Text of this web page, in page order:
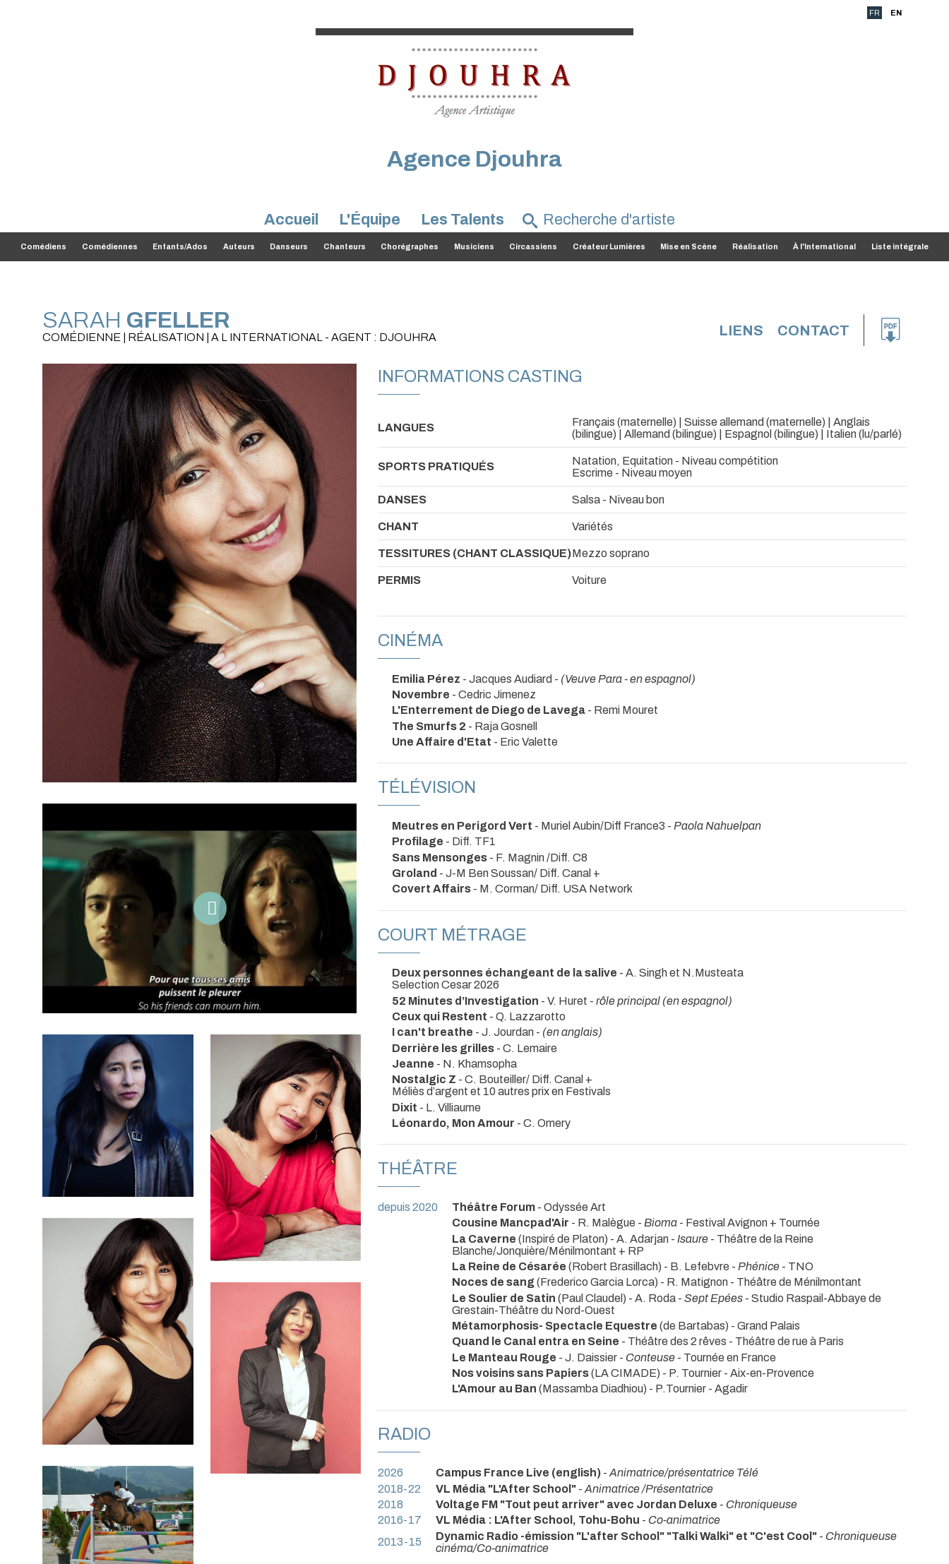
FR EN
Agence Djouhra
Accueil L'Équipe Les Talents
Comédiens Comédiennes Enfants/Ados Auteurs Danseurs Chanteurs Chorégraphes Musiciens Circassiens Créateur Lumières Mise en Scène Réalisation À l'International Liste intégrale
SARAH GFELLER
COMÉDIENNE | RÉALISATION | A L INTERNATIONAL - AGENT : DJOUHRA LIENS CONTACT
INFORMATIONS CASTING
LANGUES
Français (maternelle) | Suisse allemand (maternelle) | Anglais
(bilingue) | Allemand (bilingue) | Espagnol (bilingue) | Italien (lu/parlé)
SPORTS PRATIQUÉS
Natation, Equitation - Niveau compétition
Escrime - Niveau moyen
DANSES Salsa - Niveau bon
CHANT Variétés
TESSITURES (CHANT CLASSIQUE)Mezzo soprano
PERMIS Voiture
CINÉMA
Emilia Pérez - Jacques Audiard - (Veuve Para - en espagnol)
Novembre - Cedric Jimenez
L'Enterrement de Diego de Lavega - Remi Mouret
The Smurfs 2 - Raja Gosnell
Une Affaire d'Etat - Eric Valette
TÉLÉVISION
Meutres en Perigord Vert - Muriel Aubin/Diff France3 - Paola Nahuelpan
Profilage - Diff. TF1
Sans Mensonges - F. Magnin /Diff. C8
Groland - J-M Ben Soussan/ Diff. Canal +
Covert Affairs - M. Corman/ Diff. USA Network
COURT MÉTRAGE
Deux personnes échangeant de la salive - A. Singh et N.Musteata
Selection Cesar 2026
52 Minutes d’Investigation - V. Huret - rôle principal (en espagnol)
Ceux qui Restent - Q. Lazzarotto
I can't breathe - J. Jourdan - (en anglais)
Derrière les grilles - C. Lemaire
Jeanne - N. Khamsopha
Nostalgic Z - C. Bouteiller/ Diff. Canal +
Méliès d’argent et 10 autres prix en Festivals
Dixit - L. Villiaume
Léonardo, Mon Amour - C. Omery
THÉÂTRE
depuis 2020 Théâtre Forum - Odyssée Art
Cousine Mancpad'Air - R. Malègue - Bioma - Festival Avignon + Tournée
La Caverne (Inspiré de Platon) - A. Adarjan - Isaure - Théâtre de la Reine
Blanche/Jonquière/Ménilmontant + RP
La Reine de Césarée (Robert Brasillach) - B. Lefebvre - Phénice - TNO
Noces de sang (Frederico Garcia Lorca) - R. Matignon - Théâtre de Ménilmontant
Le Soulier de Satin (Paul Claudel) - A. Roda - Sept Epées - Studio Raspail-Abbaye de
Grestain-Théâtre du Nord-Ouest
Métamorphosis- Spectacle Equestre (de Bartabas) - Grand Palais
Quand le Canal entra en Seine - Théâtre des 2 rêves - Théâtre de rue à Paris
Le Manteau Rouge - J. Daissier - Conteuse - Tournée en France
Nos voisins sans Papiers(LA CIMADE) - P. Tournier - Aix-en-Provence
L'Amour au Ban (Massamba Diadhiou) - P.Tournier - Agadir
RADIO
2026 Campus France Live (english) - Animatrice/présentatrice Télé
2018-22
VL Média "L'After School" - Animatrice /Présentatrice
2018
Voltage FM "Tout peut arriver" avec Jordan Deluxe - Chroniqueuse
2016-17
VL Média : L'After School, Tohu-Bohu - Co-animatrice
2013-15
Dynamic Radio -émission "L'after School" "Talki Walki" et "C'est Cool" - Chroniqueuse
cinéma/Co-animatrice